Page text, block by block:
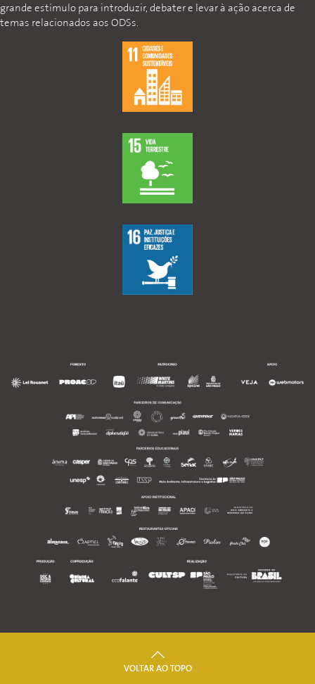
grande estímulo para introduzir, debater e levar à ação acerca de
temas relacionados aos ODSs.
VOLTAR AO TOPO